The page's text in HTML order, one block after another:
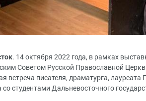
. 14 октября 2022 года, в рамках
Советом Русской Православной
встреча писателя, драматурга,
студентами Дальневосточного